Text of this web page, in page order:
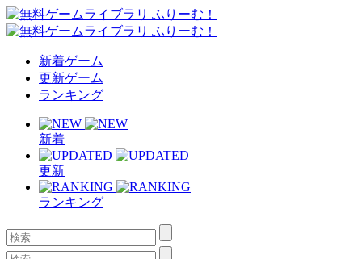
新着ゲーム
更新ゲーム
ランキング
新着
更新
ランキング